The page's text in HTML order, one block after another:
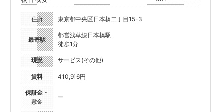
住所 東京都中央区日本橋二丁目15-3
最寄駅
都営浅草線日本橋駅
徒歩1分
現況 サービス(その他)
賃料 410,916円
保証金・
敷金
ー